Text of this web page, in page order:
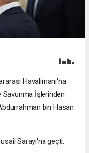
Havalimanı'na
Savunma İşlerinden
bin Hasan
Sarayı'na geçti.